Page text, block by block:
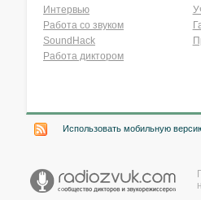
Интервью
Работа со звуком
SoundHack
Работа диктором
Использовать мобильную